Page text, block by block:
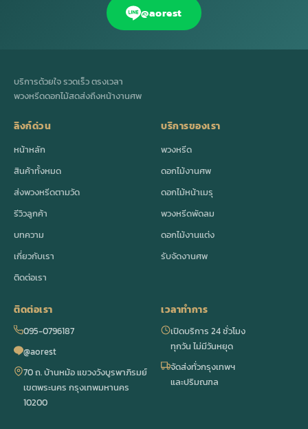
@aorest
บริการด้วยใจ รวดเร็ว ตรงเวลา
พวงหรีดดอกไม้สดส่งถึงหน้างานศพ
ลิงก์ด่วน
หน้าหลัก
สินค้าทั้งหมด
ส่งพวงหรีดตามวัด
รีวิวลูกค้า
บทความ
เกี่ยวกับเรา
ติดต่อเรา
บริการของเรา
พวงหรีด
ดอกไม้งานศพ
ดอกไม้หน้าเมรุ
พวงหรีดพัดลม
ดอกไม้งานแต่ง
รับจัดงานศพ
ติดต่อเรา
095-0796187
@aorest
70 ถ. บ้านหม้อ แขวงวังบูรพาภิรมย์
เขตพระนคร กรุงเทพมหานคร
10200
เวลาทำการ
เปิดบริการ 24 ชั่วโมง
ทุกวัน ไม่มีวันหยุด
จัดส่งทั่วกรุงเทพฯ
และปริมณฑล